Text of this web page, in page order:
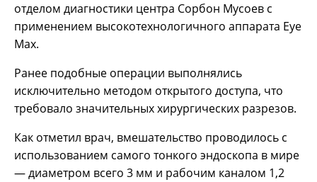
отделом диагностики центра Сорбон Мусоев с
применением высокотехнологичного аппарата Eye
Max.
Ранее подобные операции выполнялись
исключительно методом открытого доступа, что
требовало значительных хирургических разрезов.
Как отметил врач, вмешательство проводилось с
использованием самого тонкого эндоскопа в мире
— диаметром всего 3 мм и рабочим каналом 1,2